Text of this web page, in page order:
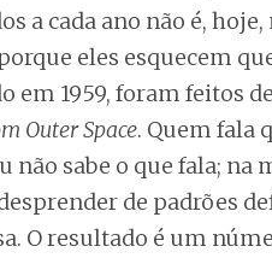
a cada ano não é,
eles esquecem
em 1959, foram feitos
Outer Space. Quem fala
não sabe o que fala; na
de padrões
O resultado é um